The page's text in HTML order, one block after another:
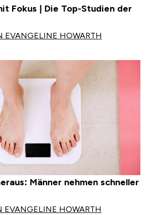
Fokus | Die Top-Studien der
EVANGELINE HOWARTH
Männer nehmen schneller
EVANGELINE HOWARTH